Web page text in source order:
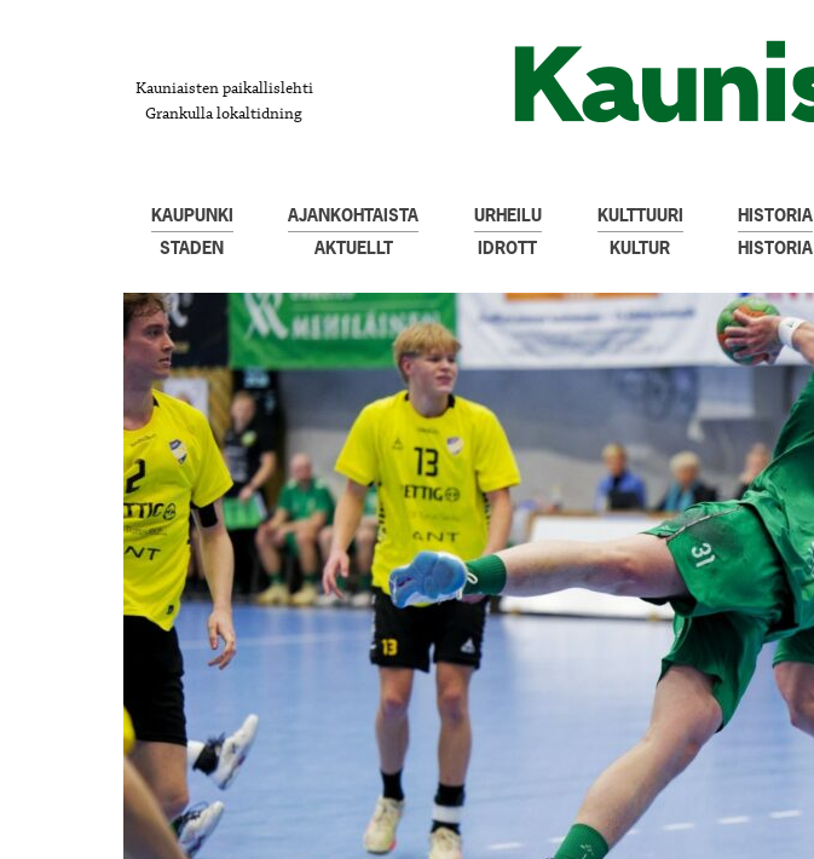
Kauniaisten paikallislehti
Grankulla lokaltidning
KAUPUNKI
STADEN
AJANKOHTAISTA
AKTUELLT
URHEILU
IDROTT
KULTTUURI
KULTUR
HISTORIA
HISTORIA